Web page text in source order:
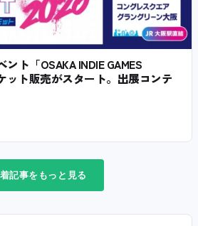
ト「OSAKA INDIE GAMES
ット販売がスタート。出展コンテ
記事をもっと見る